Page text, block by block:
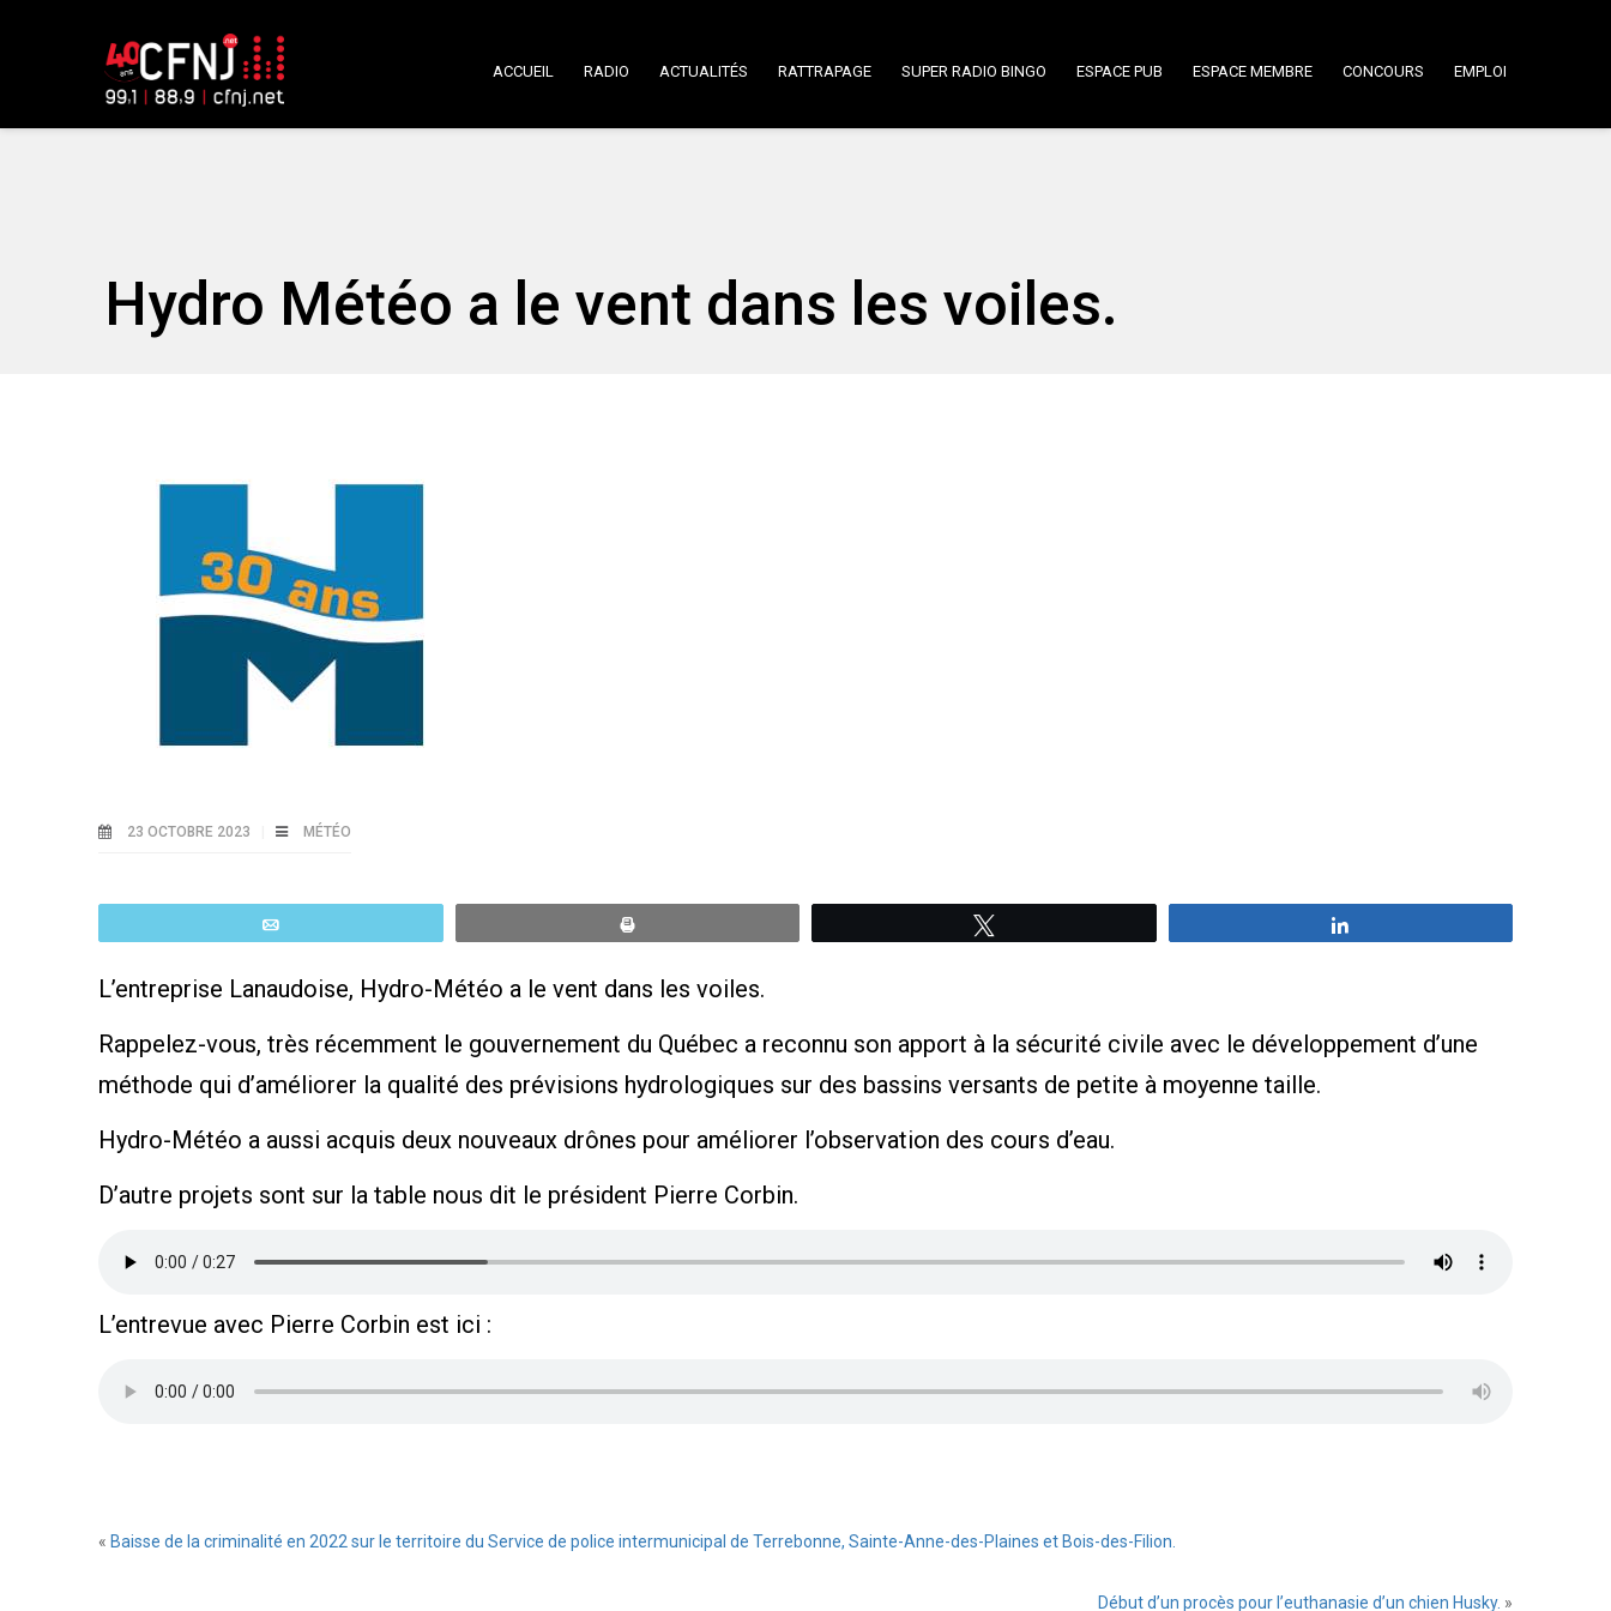
ACCUEIL RADIO ACTUALITÉS RATTRAPAGE SUPER RADIO BINGO ESPACE PUB ESPACE MEMBRE CONCOURS EMPLOI
Hydro Météo a le vent dans les voiles.
23 OCTOBRE 2023 MÉTÉO
L’entreprise Lanaudoise, Hydro-Météo a le vent dans les voiles.
Rappelez-vous, très récemment le gouvernement du Québec a reconnu son apport à la sécurité civile avec le développement d’une
méthode qui d’améliorer la qualité des prévisions hydrologiques sur des bassins versants de petite à moyenne taille.
Hydro-Météo a aussi acquis deux nouveaux drônes pour améliorer l’observation des cours d’eau.
D’autre projets sont sur la table nous dit le président Pierre Corbin.
L’entrevue avec Pierre Corbin est ici :
« Baisse de la criminalité en 2022 sur le territoire du Service de police intermunicipal de Terrebonne, Sainte-Anne-des-Plaines et Bois-des-Filion.
Début d’un procès pour l’euthanasie d’un chien Husky. »